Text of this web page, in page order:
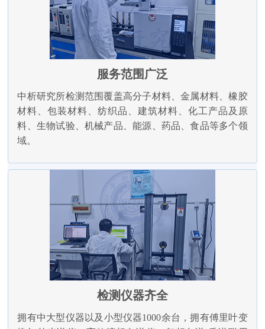
服务范围广泛
中析研究所检测范围覆盖高分子材料、金属材料、橡胶
材料、包装材料、纺织品、建筑材料、化工产品及原
料、生物试验、机械产品、能源、药品、食品等多个领
域。
检测仪器齐全
拥有中大型仪器以及小型仪器1000余台，拥有傅里叶变